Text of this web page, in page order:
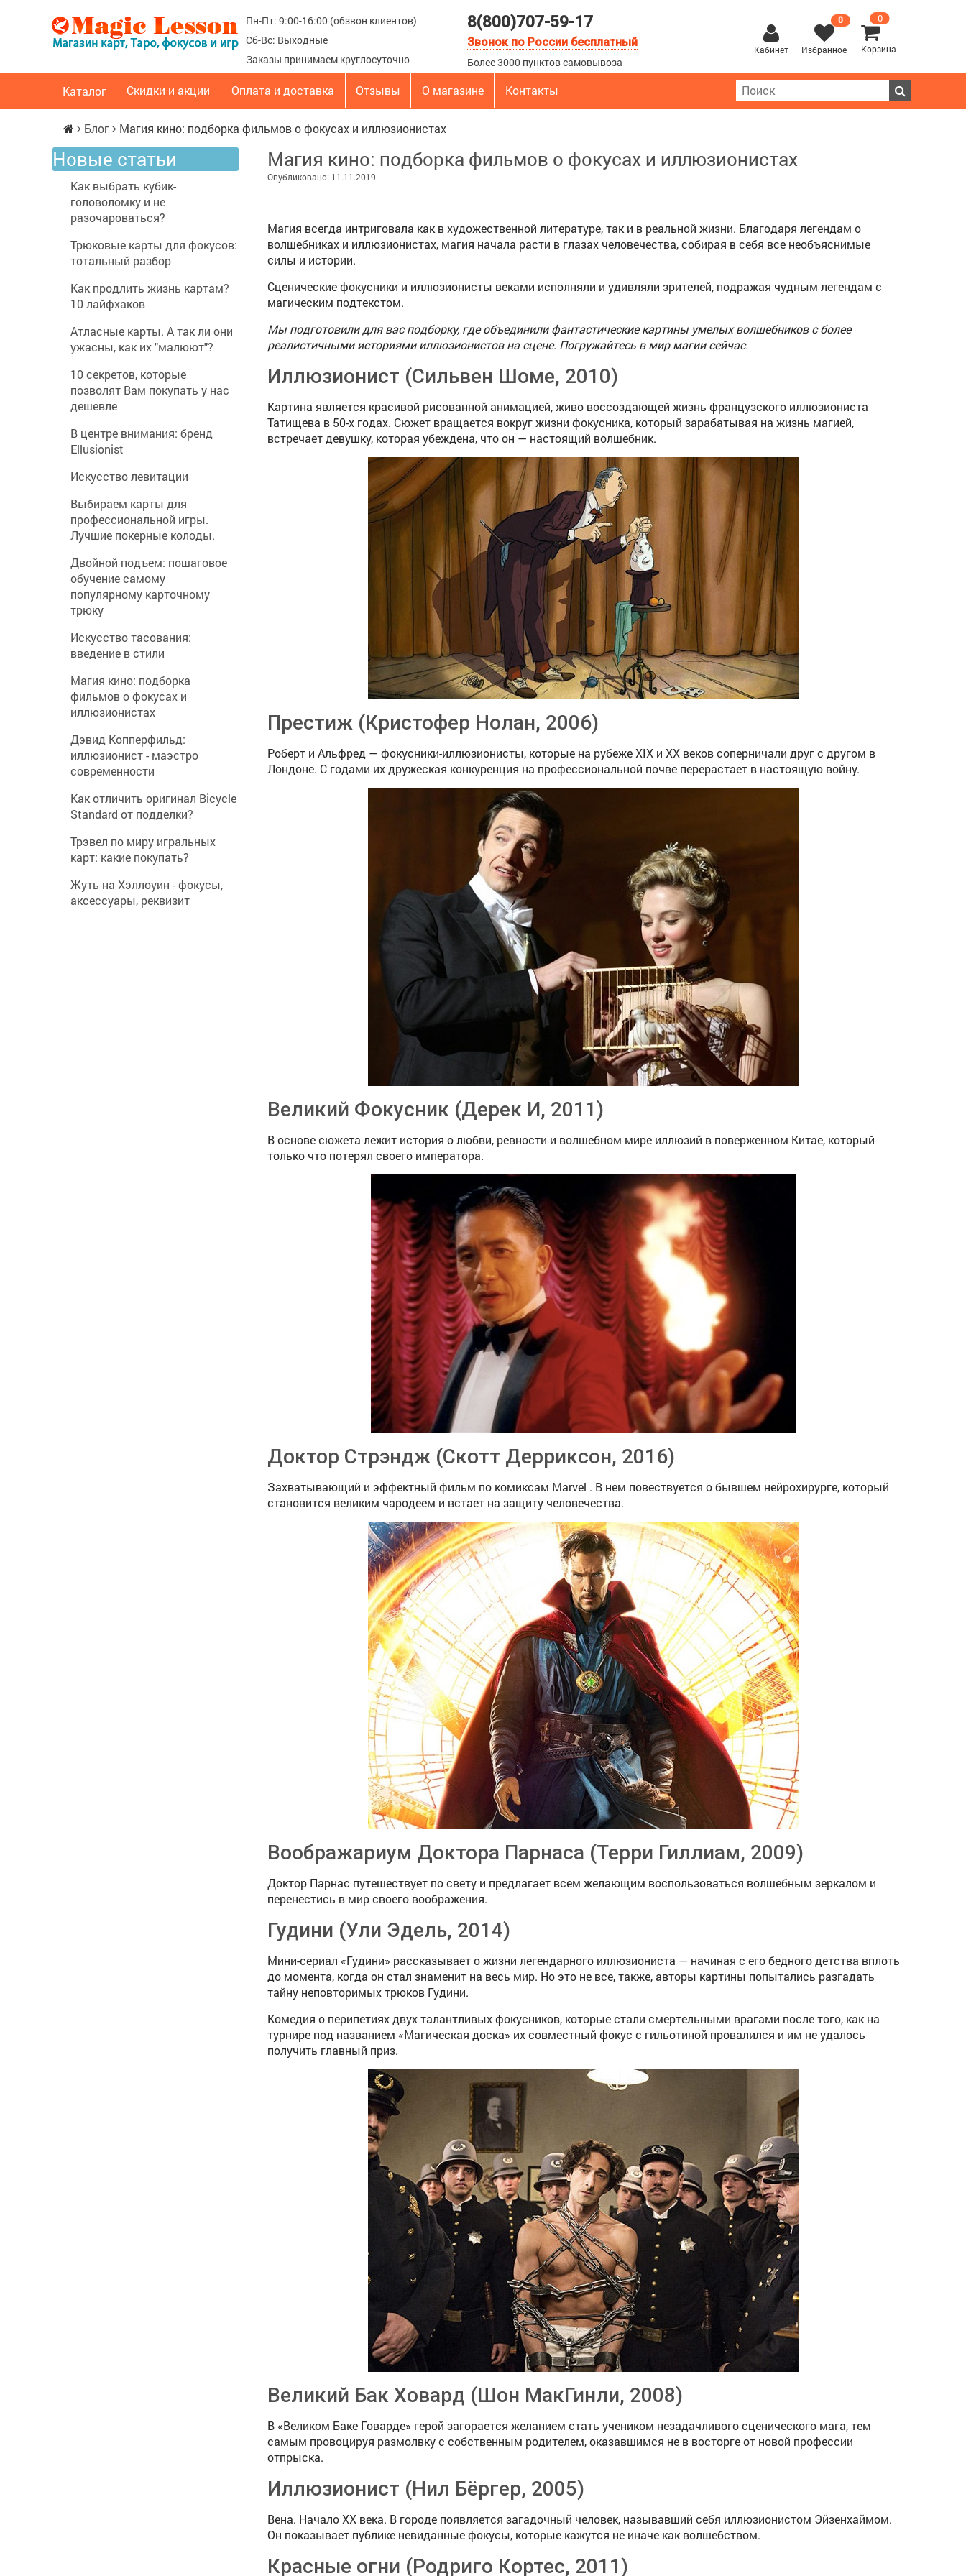
Пн-Пт: 9:00-16:00 (обзвон клиентов)
Сб-Вс: Выходные
Заказы принимаем круглосуточно
8(800)707-59-17
Звонок по России бесплатный
Более 3000 пунктов самовывоза
0
Корзина
0
Избранное
Кабинет
Каталог Скидки и акции Оплата и доставка Отзывы О магазине Контакты
Блог Магия кино: подборка фильмов о фокусах и иллюзионистах
Новые статьи
Как выбрать кубик-
головоломку и не
разочароваться?
Трюковые карты для фокусов:
тотальный разбор
Как продлить жизнь картам?
10 лайфхаков
Атласные карты. А так ли они
ужасны, как их "малюют"?
10 секретов, которые
позволят Вам покупать у нас
дешевле
В центре внимания: бренд
Ellusionist
Искусство левитации
Выбираем карты для
профессиональной игры.
Лучшие покерные колоды.
Двойной подъем: пошаговое
обучение самому
популярному карточному
трюку
Искусство тасования:
введение в стили
Магия кино: подборка
фильмов о фокусах и
иллюзионистах
Дэвид Копперфильд:
иллюзионист - маэстро
современности
Как отличить оригинал Bicycle
Standard от подделки?
Трэвел по миру игральных
карт: какие покупать?
Жуть на Хэллоуин - фокусы,
аксессуары, реквизит
Магия кино: подборка фильмов о фокусах и иллюзионистах
Опубликовано: 11.11.2019
Магия всегда интриговала как в художественной литературе, так и в реальной жизни. Благодаря легендам о
волшебниках и иллюзионистах, магия начала расти в глазах человечества, собирая в себя все необъяснимые
силы и истории.
Сценические фокусники и иллюзионисты веками исполняли и удивляли зрителей, подражая чудным легендам с
магическим подтекстом.
Мы подготовили для вас подборку, где объединили фантастические картины умелых волшебников с более
реалистичными историями иллюзионистов на сцене. Погружайтесь в мир магии сейчас.
Иллюзионист (Сильвен Шоме, 2010)
Картина является красивой рисованной анимацией, живо воссоздающей жизнь французского иллюзиониста
Татищева в 50-х годах. Сюжет вращается вокруг жизни фокусника, который зарабатывая на жизнь магией,
встречает девушку, которая убеждена, что он — настоящий волшебник.
Престиж (Кристофер Нолан, 2006)
Роберт и Альфред — фокусники-иллюзионисты, которые на рубеже XIX и XX веков соперничали друг с другом в
Лондоне. С годами их дружеская конкуренция на профессиональной почве перерастает в настоящую войну.
Великий Фокусник (Дерек И, 2011)
В основе сюжета лежит история о любви, ревности и волшебном мире иллюзий в поверженном Китае, который
только что потерял своего императора.
Доктор Стрэндж (Скотт Дерриксон, 2016)
Захватывающий и эффектный фильм по комиксам Marvel . В нем повествуется о бывшем нейрохирурге, который
становится великим чародеем и встает на защиту человечества.
Воображариум Доктора Парнаса (Терри Гиллиам, 2009)
Доктор Парнас путешествует по свету и предлагает всем желающим воспользоваться волшебным зеркалом и
перенестись в мир своего воображения.
Гудини (Ули Эдель, 2014)
Мини-сериал «Гудини» рассказывает о жизни легендарного иллюзиониста — начиная с его бедного детства вплоть
до момента, когда он стал знаменит на весь мир. Но это не все, также, авторы картины попытались разгадать
тайну неповторимых трюков Гудини.
Комедия о перипетиях двух талантливых фокусников, которые стали смертельными врагами после того, как на
турнире под названием «Магическая доска» их совместный фокус с гильотиной провалился и им не удалось
получить главный приз.
Великий Бак Ховард (Шон МакГинли, 2008)
В «Великом Баке Говарде» герой загорается желанием стать учеником незадачливого сценического мага, тем
самым провоцируя размолвку с собственным родителем, оказавшимся не в восторге от новой профессии
отпрыска.
Иллюзионист (‎Нил Бёргер, 2005)
Вена. Начало XX века. В городе появляется загадочный человек, называвший себя иллюзионистом Эйзенхаймом.
Он показывает публике невиданные фокусы, которые кажутся не иначе как волшебством.
Красные огни (Родриго Кортес, 2011)